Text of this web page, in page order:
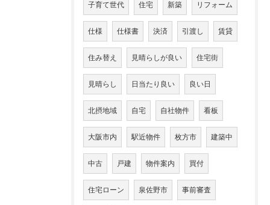
子育て世代 住宅 新築 リフォーム
仕様 仕様書 決済 引渡し 賃貸
住み替え 見晴らしが良い 住宅街
見晴らし 日当たり良い 良い日
北摂地域 自宅 自社物件 看板
大阪市内 駅近物件 枚方市 建築中
中古 戸建 物件案内 買付
住宅ローン 泉佐野市 事前審査